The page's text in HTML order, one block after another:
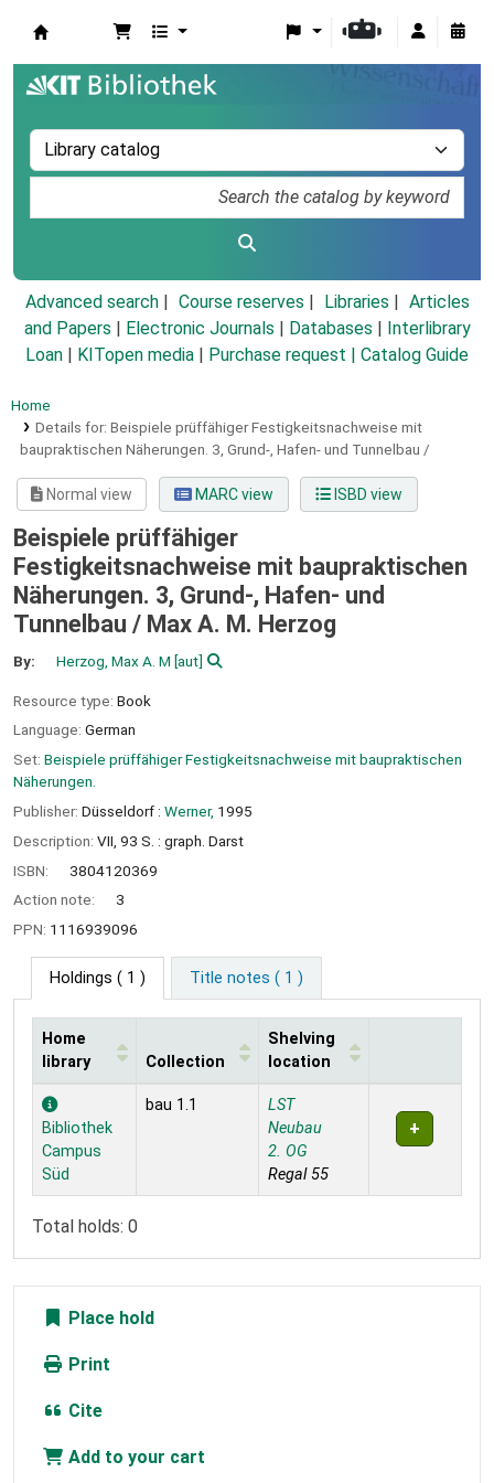
Advanced search Course reserves Libraries
Articles
and Papers
Electronic Journals Databases
Interlibrary
Loan
KITopen media Purchase request | Catalog Guide
Home
Details for: Beispiele prüffähiger Festigkeitsnachweise mit
baupraktischen Näherungen. 3, Grund-, Hafen- und Tunnelbau /
Normal view MARC view ISBD view
Beispiele prüffähiger
Festigkeitsnachweise mit baupraktischen
Näherungen. 3, Grund-, Hafen- und
Tunnelbau / Max A. M. Herzog
By: Herzog, Max A. M [aut]
Resource type: Book
Language: German
Set: Beispiele prüffähiger Festigkeitsnachweise mit baupraktischen
Näherungen.
Publisher: Düsseldorf : Werner, 1995
Description: VII, 93 S. : graph. Darst
ISBN:
3804120369
Action note:
3
PPN: 1116939096
Holdings ( 1 ) Title notes ( 1 )
Holdings
Home
library
Collection
Shelving
location
Bibliothek
Campus
Süd
bau 1.1
LST
Neubau
2. OG
Regal 55
Total holds: 0
Place hold
Print
Cite
Add to your cart